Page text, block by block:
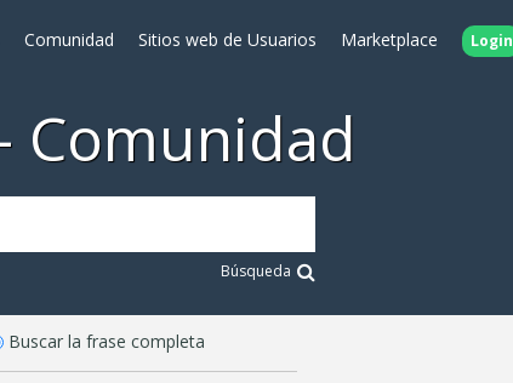
Comunidad Sitios web de Usuarios Marketplace Login
Comunidad
Búsqueda
Buscar la frase completa